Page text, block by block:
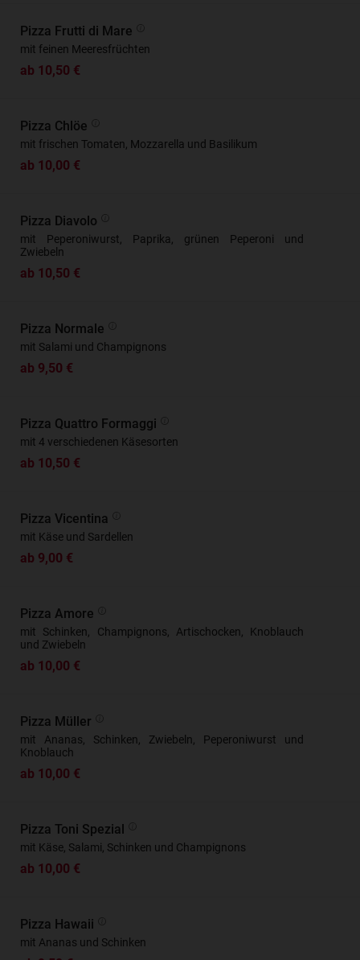
Pizza Frutti di Mare
mit feinen Meeresfrüchten
ab 10,50 €
Pizza Chlöe
mit frischen Tomaten, Mozzarella und Basilikum
ab 10,00 €
Pizza Diavolo
mit Peperoniwurst, Paprika, grünen Peperoni und
Zwiebeln
ab 10,50 €
Pizza Normale
mit Salami und Champignons
ab 9,50 €
Pizza Quattro Formaggi
mit 4 verschiedenen Käsesorten
ab 10,50 €
Pizza Vicentina
mit Käse und Sardellen
ab 9,00 €
Pizza Amore
mit Schinken, Champignons, Artischocken, Knoblauch
und Zwiebeln
ab 10,00 €
Pizza Müller
mit Ananas, Schinken, Zwiebeln, Peperoniwurst und
Knoblauch
ab 10,00 €
Pizza Toni Spezial
mit Käse, Salami, Schinken und Champignons
ab 10,00 €
Pizza Hawaii
mit Ananas und Schinken